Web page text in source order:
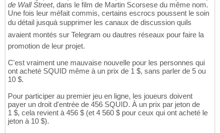
de Wall Street, dans le film de Martin Scorsese du même nom.
Une fois leur méfait commis, certains escrocs poussent le soin
du détail jusquà supprimer les canaux de discussion quils
avaient montés sur Telegram ou dautres réseaux pour faire la
promotion de leur projet.
C'est vraiment une mauvaise nouvelle pour les personnes qui
ont acheté SQUID même à un prix de 1 $, sans parler de 5 ou
10 $.
Pour participer au premier jeu en ligne, les joueurs doivent
payer un droit d'entrée de 456 SQUID. À un prix par jeton de
1 $, cela revient à 456 $ (et 4 560 $ pour ceux qui ont acheté le
jeton à 10 $).